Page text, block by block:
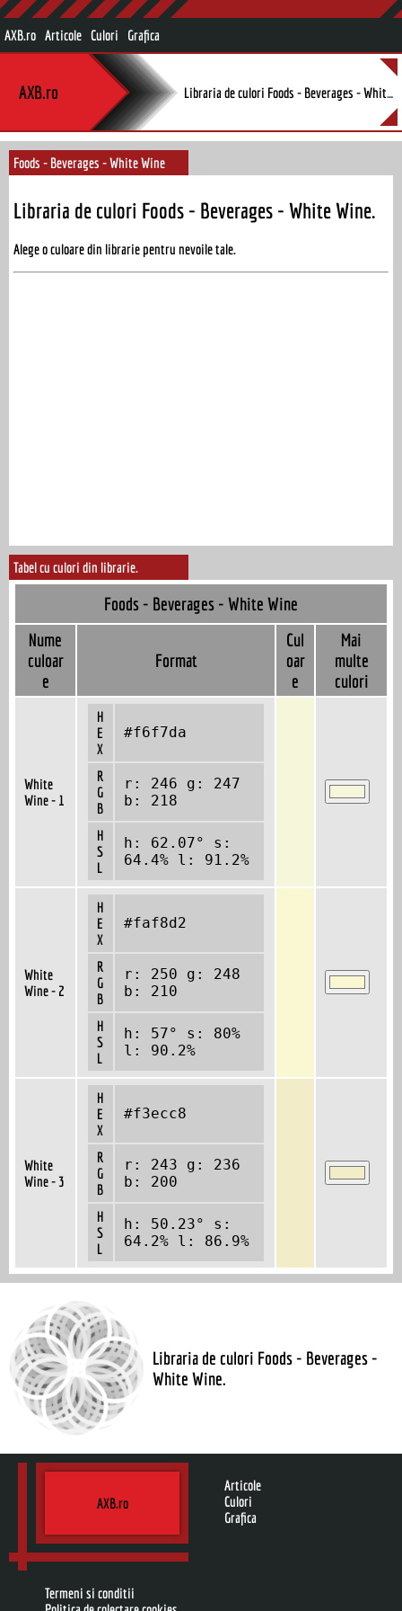
AXB.ro Articole Culori Grafica
AXB.ro
Foods - Beverages - White Wine
Libraria de culori Foods - Beverages - White Wine.
Alege o culoare din librarie pentru nevoile tale.
Tabel cu culori din librarie.
Foods - Beverages - White Wine
Nume
culoar
e
Format
Cul
oar
e
Mai
multe
culori
White
Wine - 1
H
E
X
#f6f7da
R
G
B
r: 246 g: 247
b: 218
H
S
L
h: 62.07° s:
64.4% l: 91.2%
White
Wine - 2
H
E
X
#faf8d2
R
G
B
r: 250 g: 248
b: 210
H
S
L
h: 57° s: 80%
l: 90.2%
White
Wine - 3
H
E
X
#f3ecc8
R
G
B
r: 243 g: 236
b: 200
H
S
L
h: 50.23° s:
64.2% l: 86.9%
Libraria de culori Foods - Beverages -
White Wine.
AXB.ro
Articole
Culori
Grafica
Termeni si conditii